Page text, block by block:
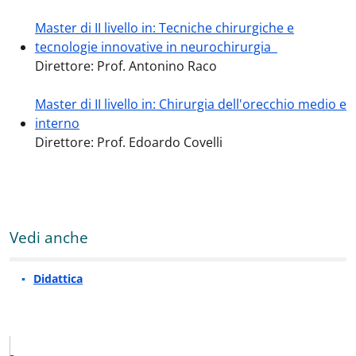
Master di II livello in: Tecniche chirurgiche e
tecnologie innovative in neurochirurgia
Direttore: Prof. Antonino Raco
Master di II livello in: Chirurgia dell'orecchio medio e
interno
Direttore: Prof. Edoardo Covelli
Vedi anche
Didattica